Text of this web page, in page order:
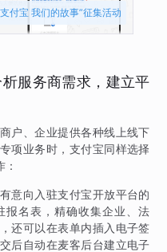
付宝 我们的故事”征集活动
服务商需求，建立平
户、企业提供各种线上线下
项业务时，支付宝同样选择
意向入驻支付宝开放平台的
报名表，精确收集企业、法
还可以在表单内插入电子签
后自动在麦客后台建立电子